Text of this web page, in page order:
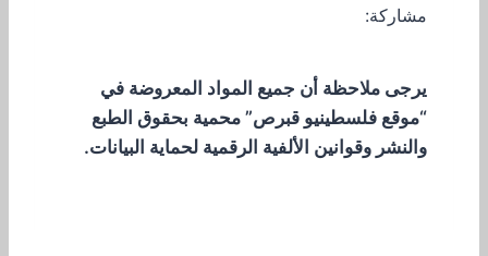
مشاركة:
يرجى ملاحظة أن جميع المواد المعروضة في
“موقع فلسطينيو قبرص” محمية بحقوق الطبع
والنشر وقوانين الألفية الرقمية لحماية البيانات.